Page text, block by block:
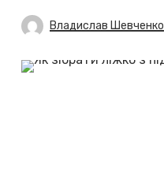
Владислав Шевченко